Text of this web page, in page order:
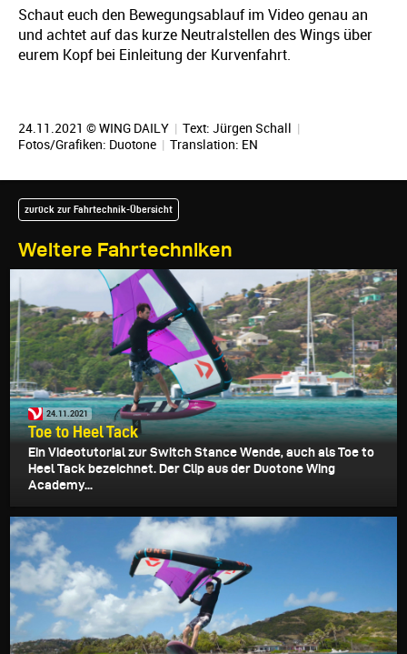
Schaut euch den Bewegungsablauf im Video genau an
und achtet auf das kurze Neutralstellen des Wings über
eurem Kopf bei Einleitung der Kurvenfahrt.
24.11.2021 © WING DAILY | Text: Jürgen Schall |
Fotos/Grafiken: Duotone | Translation: EN
Weitere Fahrtechniken
zurück zur Fahrtechnik-Übersicht
24.11.2021
Toe to Heel Tack
Ein Videotutorial zur Switch Stance Wende, auch als Toe to
Heel Tack bezeichnet. Der Clip aus der Duotone Wing
Academy...